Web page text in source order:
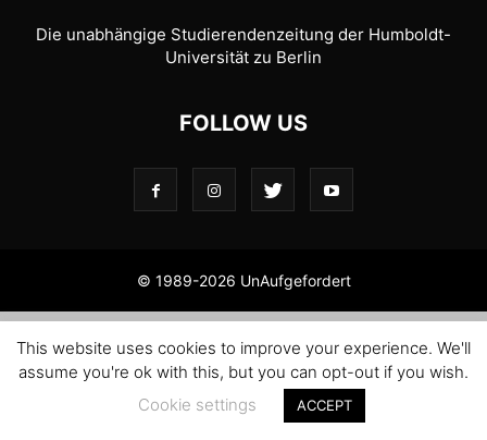
Die unabhängige Studierendenzeitung der Humboldt-
Universität zu Berlin
FOLLOW US
© 1989-2026 UnAufgefordert
This website uses cookies to improve your experience. We'll
assume you're ok with this, but you can opt-out if you wish.
Cookie settings
ACCEPT